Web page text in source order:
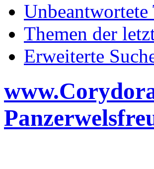
Unbeantwortete
Themen der
Erweiterte